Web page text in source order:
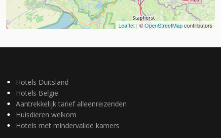
Leaflet | ©OpenStreetMapcontributors
Hotels Duitsland
Hotels België
Aantrekkelijk tarief alleenreizenden
Huisdieren welkom
Hotels met mindervalide kamers